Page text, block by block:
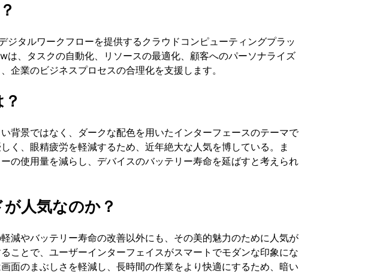
ジタルワークフローを提供するクラウドコンピューティングプラッ
は、タスクの自動化、リソースの最適化、顧客へのパーソナライズ
企業のビジネスプロセスの合理化を支援します。
背景ではなく、ダークな配色を用いたインターフェースのテーマで
く、眼精疲労を軽減するため、近年絶大な人気を博している。ま
の使用量を減らし、デバイスのバッテリー寿命を延ばすと考えられ
人気なのか？
減やバッテリー寿命の改善以外にも、その美的魅力のために人気が
ことで、ユーザーインターフェイスがスマートでモダンな印象にな
面のまぶしさを軽減し、長時間の作業をより快適にするため、暗い